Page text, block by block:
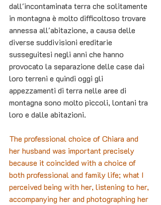
dall'incontaminata terra che solitamente
in montagna è molto difficoltoso trovare
annessa all'abitazione, a causa delle
diverse suddivisioni ereditarie
susseguitesi negli anni che hanno
provocato la separazione delle case dai
loro terreni e quindi oggi gli
appezzamenti di terra nelle aree di
montagna sono molto piccoli, lontani tra
loro e dalle abitazioni.
The professional choice of Chiara and
her husband was important precisely
because it coincided with a choice of
both professional and family life; what I
perceived being with her, listening to her,
accompanying her and photographing her